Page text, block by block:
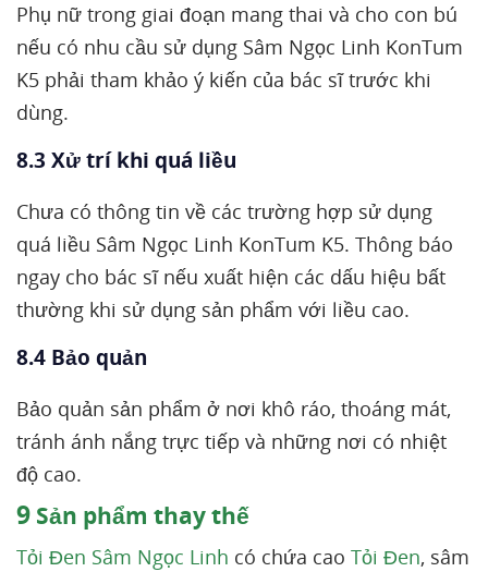
Phụ nữ trong giai đoạn mang thai và cho con bú
nếu có nhu cầu sử dụng Sâm Ngọc Linh KonTum
K5 phải tham khảo ý kiến của bác sĩ trước khi
dùng.
8.3 Xử trí khi quá liều
Chưa có thông tin về các trường hợp sử dụng
quá liều Sâm Ngọc Linh KonTum K5. Thông báo
ngay cho bác sĩ nếu xuất hiện các dấu hiệu bất
thường khi sử dụng sản phẩm với liều cao.
8.4 Bảo quản
Bảo quản sản phẩm ở nơi khô ráo, thoáng mát,
tránh ánh nắng trực tiếp và những nơi có nhiệt
độ cao.
9 Sản phẩm thay thế
Tỏi Đen Sâm Ngọc Linh có chứa cao Tỏi Đen, sâm